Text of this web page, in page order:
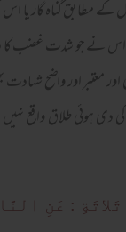
کے مطابق گناہ گار یا
اس نے جو شدت غضب
اور معتبر اور واضح
طلاق واقع نہیں ہو
: عَنِ